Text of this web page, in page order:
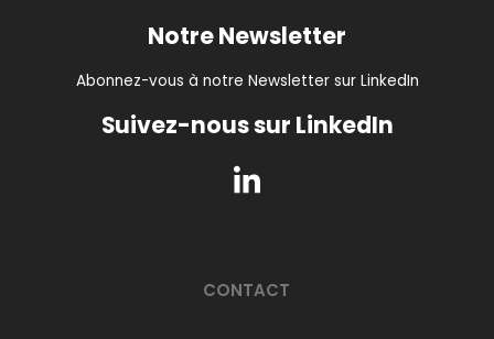
Notre Newsletter
Abonnez-vous à notre Newsletter sur LinkedIn
Suivez-nous sur LinkedIn
CONTACT